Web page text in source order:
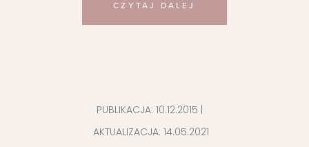
CZYTAJ DALEJ
PUBLIKACJA: 10.12.2015
AKTUALIZACJA: 14.05.2021